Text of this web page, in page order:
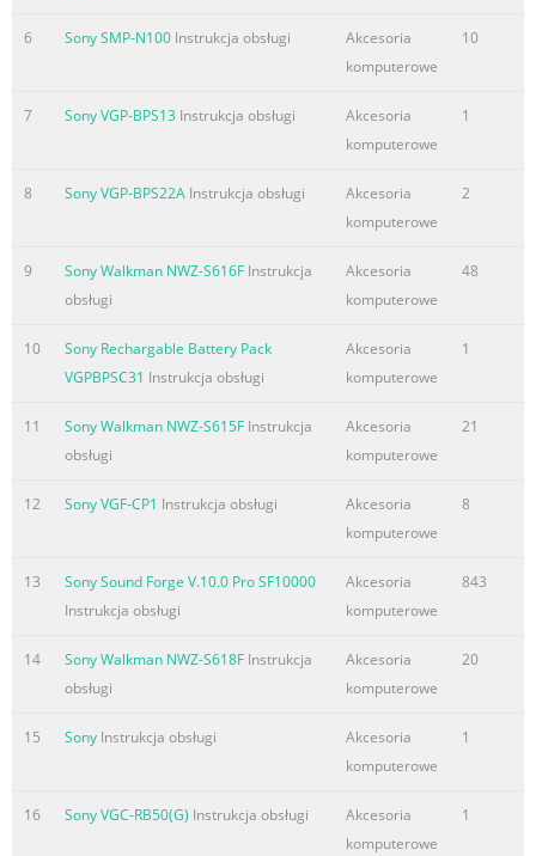
6 Sony SMP-N100 Instrukcja obsługi
Akcesoria
komputerowe
10
7 Sony VGP-BPS13 Instrukcja obsługi
Akcesoria
komputerowe
1
8 Sony VGP-BPS22A Instrukcja obsługi
Akcesoria
komputerowe
2
9 Sony Walkman NWZ-S616F Instrukcja
obsługi
Akcesoria
komputerowe
48
10
Sony Rechargable Battery Pack
VGPBPSC31 Instrukcja obsługi
Akcesoria
komputerowe
1
11 Sony Walkman NWZ-S615F Instrukcja
obsługi
Akcesoria
komputerowe
21
12 Sony VGF-CP1 Instrukcja obsługi
Akcesoria
komputerowe
8
13
Sony Sound Forge V.10.0 Pro SF10000
Instrukcja obsługi
Akcesoria
komputerowe
843
14 Sony Walkman NWZ-S618F Instrukcja
obsługi
Akcesoria
komputerowe
20
15 Sony Instrukcja obsługi
Akcesoria
komputerowe
1
16 Sony VGC-RB50(G) Instrukcja obsługi
Akcesoria
komputerowe
1